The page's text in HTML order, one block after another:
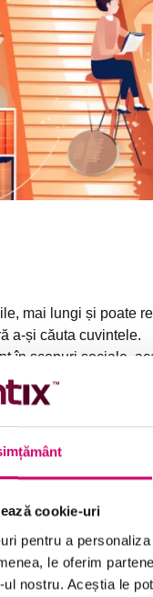
cookie-uri
pentru a
le oferim
nostru. Aceștia le
mai lungi și poate
a-și căuta cuvintele.
în scopuri sociale,
despre
complexe etc.